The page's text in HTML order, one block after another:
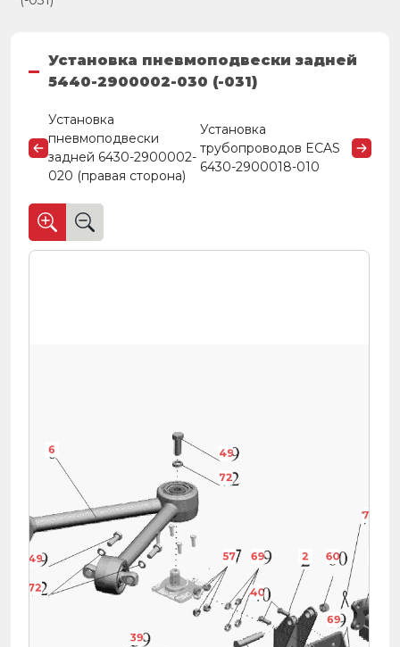
Установка пневмоподвески задней
5440-2900002-030 (-031)
Установка
пневмоподвески
задней 6430-2900002-
020 (правая сторона)
Установка
трубопроводов ECAS
6430-2900018-010
69
69
72
72
60
57
49
49
74
6
2
40
39